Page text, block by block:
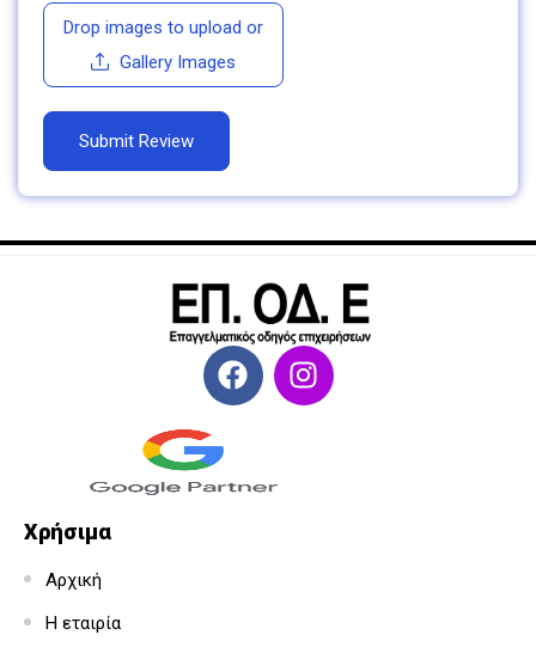
Drop images to upload or
Gallery Images
Χρήσιμα
Αρχική
Η εταιρία